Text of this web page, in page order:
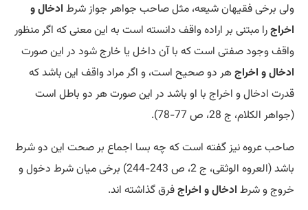
ولی برخی فقیهان شیعه، مثل صاحب جواهر جواز شرط ادخال و
اخراجرا مبتنی بر اراده واقف دانسته است به این معنی که اگر منظور
واقف وجود صفتی است که با آن داخل یا خارج شود در این صورت
ادخال و اخراجهر دو صحیح است، و اگر مراد واقف این باشد که
قدرت ادخال و اخراج با او باشد در این صورت هر دو باطل است
(جواهر الکلام، ج 28، ص 77-78).
صاحب عروه نیز گفته است که چه بسا اجماع بر صحت این دو شرط
باشد (العروه الوثقی، ج 2، ص 243-244) برخی میان شرط دخول و
خروج و شرط ادخال و اخراجفرق گذاشته اند.